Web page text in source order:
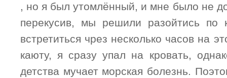
, но я был утомлённый, и мне было не
перекусив, мы решили разойтись по
встретиться чрез несколько часов на
каюту, я сразу упал на кровать,
детства мучает морская болезнь.